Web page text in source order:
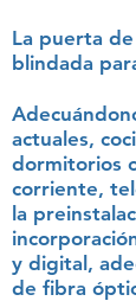
La puerta
blindada
actuales,
dormitorios
corriente,
la
y digital,
de fibra